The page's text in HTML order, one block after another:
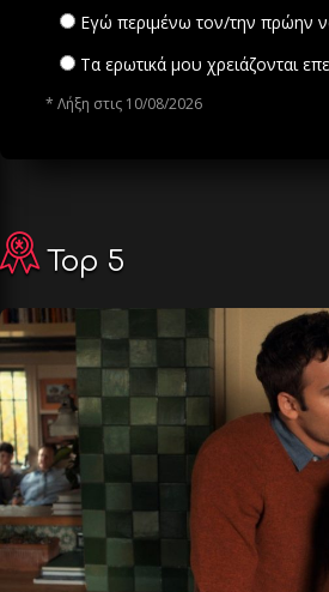
Εγώ περιμένω τον/την πρώην
Τα ερωτικά μου χρειάζονται
* Λήξη στις 10/08/2026
Top 5